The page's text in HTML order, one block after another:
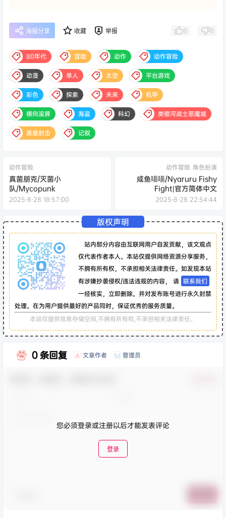
海报分享 收藏 举报 0 0
80年代 冒险 动作 动作冒险
动漫 单人 太空 平台游戏
彩色 探索 未来 机甲
横向滚屏 海盗 科幻 类银河战士恶魔城
英雄射击 记叙
动作冒险
真菌朋克/灭菌小
队/Mycopunk
2025-8-28 18:57:00
动作冒险 角色扮演
咸鱼喵喵/Nyaruru Fishy
Fight|官方简体中文
2025-8-28 22:54:44
版权声明
站内部分内容由互联网用户自发贡献，该文观点
仅代表作者本人。本站仅提供网络资源分享服务，
不拥有所有权，不承担相关法律责任。如发现本站
有涉嫌抄袭侵权/违法违规的内容， 请 联系我们
一经核实，立即删除。并对发布账号进行永久封禁
处理。在为用户提供最好的产品同时，保证优秀的服务质量。
本站仅提供信息存储空间,不拥有所有权,不承担相关法律责任。
0 条回复 A 文章作者 M 管理员
您必须登录或注册以后才能发表评论
登录